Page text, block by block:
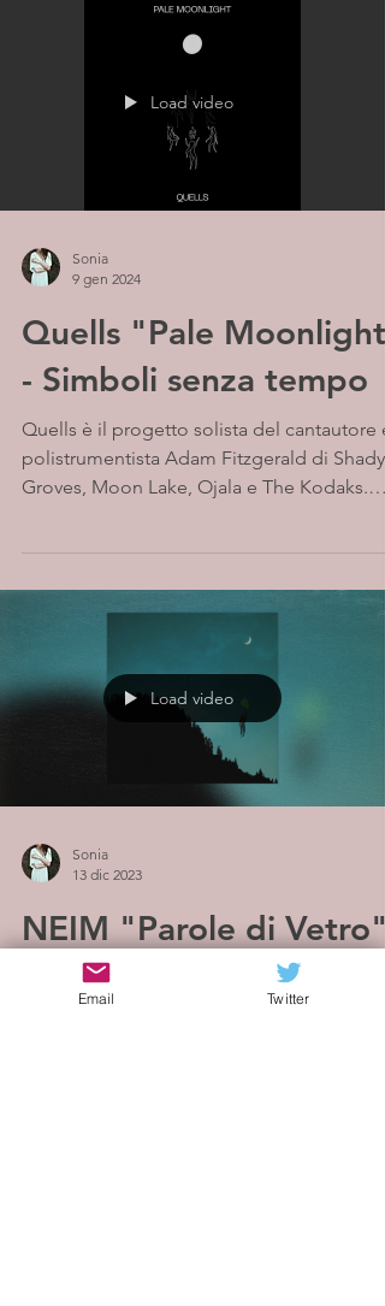
Load video
Sonia
9 gen 2024
Quells "Pale Moonlight"
- Simboli senza tempo
Quells è il progetto solista del cantautore e
polistrumentista Adam Fitzgerald di Shady
Groves, Moon Lake, Ojala e The Kodaks.
Load video
Sonia
13 dic 2023
NEIM "Parole di Vetro"
- Metafore e simbolismi
Email Twitter